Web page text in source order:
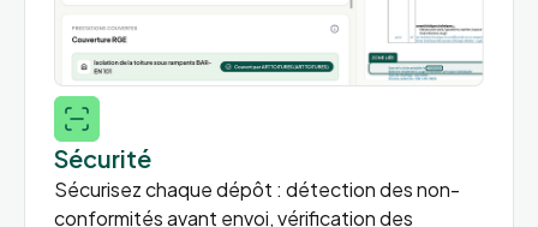
Sécurité
Sécurisez chaque dépôt : détection des non-
conformités avant envoi, vérification des